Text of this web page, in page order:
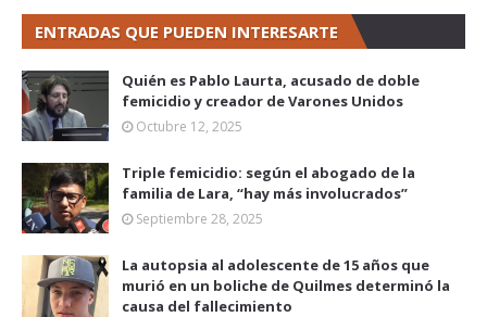
ENTRADAS QUE PUEDEN INTERESARTE
Quién es Pablo Laurta, acusado de doble
femicidio y creador de Varones Unidos
Octubre 12, 2025
Triple femicidio: según el abogado de la
familia de Lara, “hay más involucrados”
Septiembre 28, 2025
La autopsia al adolescente de 15 años que
murió en un boliche de Quilmes determinó la
causa del fallecimiento